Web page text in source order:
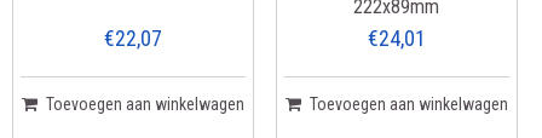
€22,07
Toevoegen aan winkelwagen
222x89mm
€24,01
Toevoegen aan winkelwagen